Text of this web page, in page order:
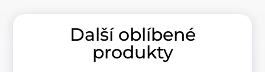
Další oblíbené
produkty